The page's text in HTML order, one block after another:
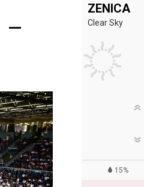
–
ZENICA
Clear Sky
15%